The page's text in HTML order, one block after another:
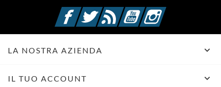
FacebookTwitterRss YouTubeInstagram
LA NOSTRA AZIENDA 
IL TUO ACCOUNT 